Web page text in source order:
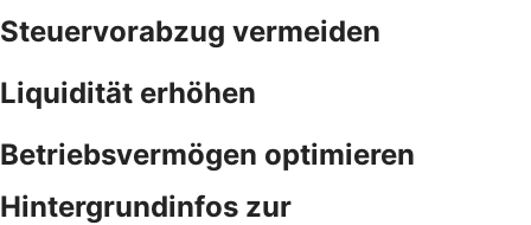
Steuervorabzug vermeiden
Liquidität erhöhen
Betriebsvermögen optimieren
Hintergrundinfos zur